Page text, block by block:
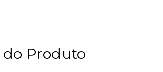
do Produto